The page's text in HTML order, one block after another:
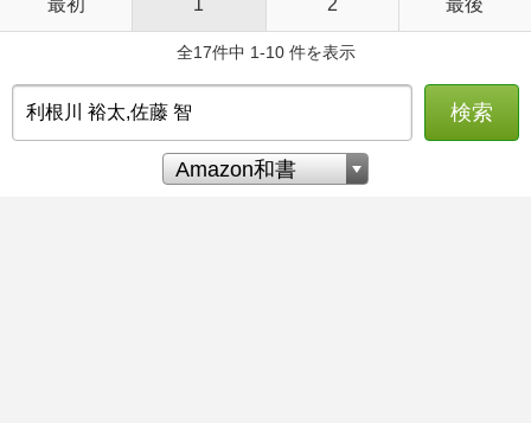
最初 1 2 最後
全17件中 1-10 件を表示
検索